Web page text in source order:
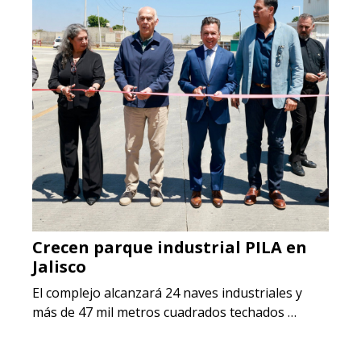
Crecen parque industrial PILA en
Jalisco
El complejo alcanzará 24 naves industriales y
más de 47 mil metros cuadrados techados …